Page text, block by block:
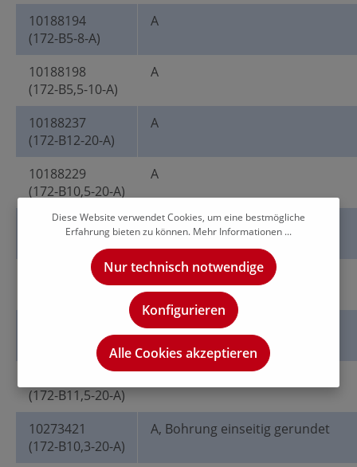
10188194
(172-B5-8-A)
A
10188198
(172-B5,5-10-A)
A
10188237
(172-B12-20-A)
A
10188229
(172-B10,5-20-A)
A
10188232
(172-B11-20-A)
A
A
(172-B11,8-20-A)
A
(172-B11,5-20-A)
10273421
(172-B10,3-20-A)
A, Bohrung einseitig gerundet
Diese Website verwendet Cookies, um eine bestmögliche
Erfahrung bieten zu können. Mehr Informationen ...
Nur technisch notwendige
Konfigurieren
Alle Cookies akzeptieren